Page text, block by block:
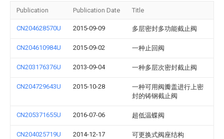
Publication Publication Date Title
CN204628570U 2015-09-09 多层密封多功能截止阀
CN204610984U 2015-09-02 一种止回阀
CN203176376U 2013-09-04 一种多层次密封截止阀
CN204729643U 2015-10-28
一种可用阀瓣盖进行上密
封的铸钢截止阀
CN205371655U 2016-07-06 超低温蝶阀
CN204025719U 2014-12-17 可更换式阀座结构